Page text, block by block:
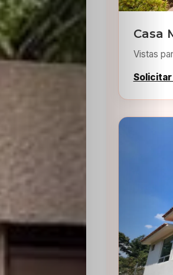
Bershka
Casting
SHEIN
Casting
Casa
Vistas